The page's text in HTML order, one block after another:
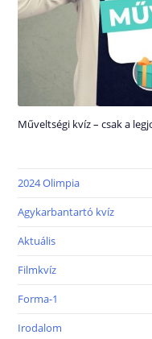
Műveltségi kvíz – csak a
2024 Olimpia
Agykarbantartó kvíz
Aktuális
Filmkvíz
Forma-1
Irodalom